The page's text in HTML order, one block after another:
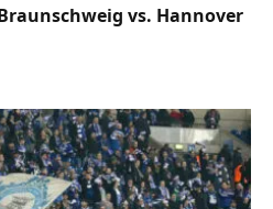
vs. Hannover